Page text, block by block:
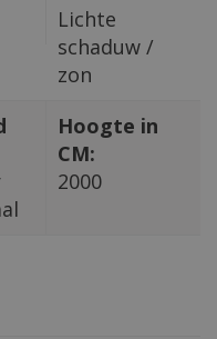
Lichte
schaduw /
zon
Hoogte in
CM:
2000